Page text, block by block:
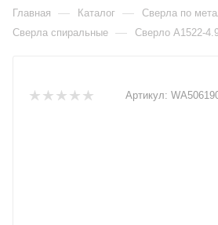
Главная — Каталог — Сверла по
Сверла спиральные — Сверло A1522-
Артикул: